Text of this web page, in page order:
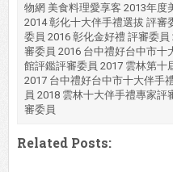
物網 美食料理愛享客 2013年度
2014 彰化十大伴手禮選拔 評審
委員 2016 彰化金好禮 評審委
審委員 2016 台中禮好台中市十
館評鑑評審委員 2017 雲林第十
2017 台中禮好台中市十大伴手
員 2018 雲林十大伴手禮專家
審委員
Related Posts: